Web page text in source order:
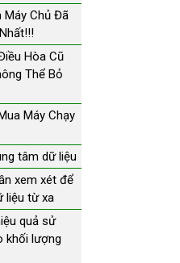
Máy Chủ Đã
Hòa Cũ
Thể Bỏ
Máy Chạy
tâm dữ liệu
xem xét để
liệu từ xa
quả sử
khối lượng